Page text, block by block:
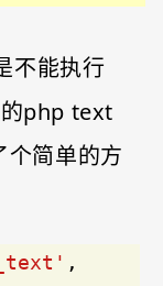
不能执行
php text
简单的方